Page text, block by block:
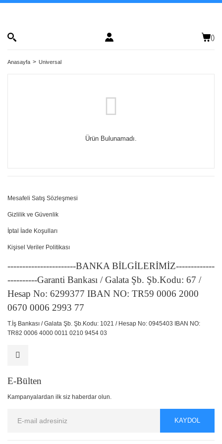
()
Anasayfa Universal
Ürün Bulunamadı.
Mesafeli Satış Sözleşmesi
Gizlilik ve Güvenlik
İptal İade Koşulları
Kişisel Veriler Politikası
-----------------------BANKA BİLGİLERİMİZ-------------
----------Garanti Bankası / Galata Şb. Şb.Kodu: 67 /
Hesap No: 6299377 IBAN NO: TR59 0006 2000
0670 0006 2993 77
T.İş Bankası / Galata Şb. Şb.Kodu: 1021 / Hesap No: 0945403 IBAN NO:
TR82 0006 4000 0011 0210 9454 03
E-Bülten
Kampanyalardan ilk siz haberdar olun.
KAYDOL